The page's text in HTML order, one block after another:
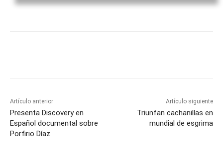
Artículo anterior
Presenta Discovery en
Español documental sobre
Porfirio Díaz
Artículo siguiente
Triunfan cachanillas en
mundial de esgrima